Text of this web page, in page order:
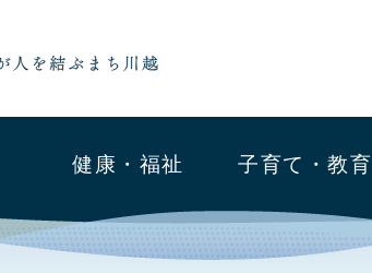
健康・福祉 子育て・教育